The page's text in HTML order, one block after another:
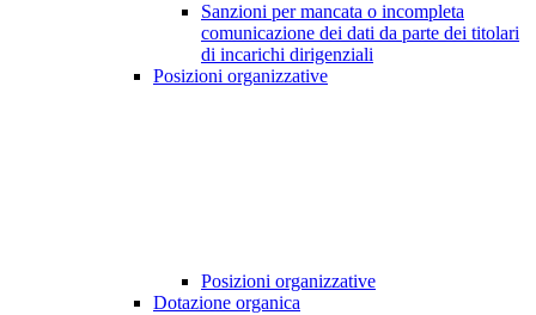
Sanzioni per mancata o incompleta
comunicazione dei dati da parte dei titolari
di incarichi dirigenziali
Posizioni organizzative
Posizioni organizzative
Dotazione organica